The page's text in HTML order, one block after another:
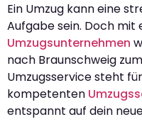
Ein Umzug kann eine
Aufgabe sein. Doch
Umzugsunternehmen
nach Braunschweig
Umzugsservice steht
kompetenten
entspannt auf dein